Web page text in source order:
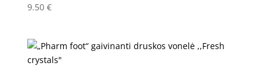
9.50 €